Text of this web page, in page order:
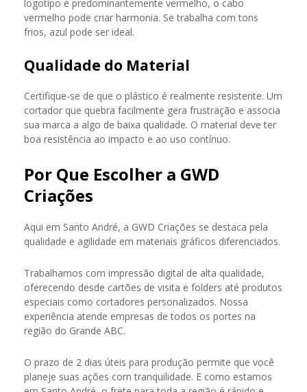
logotipo é predominantemente vermelho, o cabo
vermelho pode criar harmonia. Se trabalha com tons
frios, azul pode ser ideal.
Qualidade do Material
Certifique-se de que o plástico é realmente resistente. Um
cortador que quebra facilmente gera frustração e associa
sua marca a algo de baixa qualidade. O material deve ter
boa resistência ao impacto e ao uso contínuo.
Por Que Escolher a GWD
Criações
Aqui em Santo André, a GWD Criações se destaca pela
qualidade e agilidade em materiais gráficos diferenciados.
Trabalhamos com impressão digital de alta qualidade,
oferecendo desde cartões de visita e folders até produtos
especiais como cortadores personalizados. Nossa
experiência atende empresas de todos os portes na
região do Grande ABC.
O prazo de 2 dias úteis para produção permite que você
planeje suas ações com tranquilidade. E como estamos